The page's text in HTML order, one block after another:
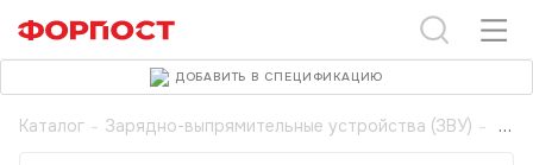
Каталог - Зарядно-выпрямительные устройства (ЗВУ) -
ДОБАВИТЬ В СПЕЦИФИКАЦИЮ